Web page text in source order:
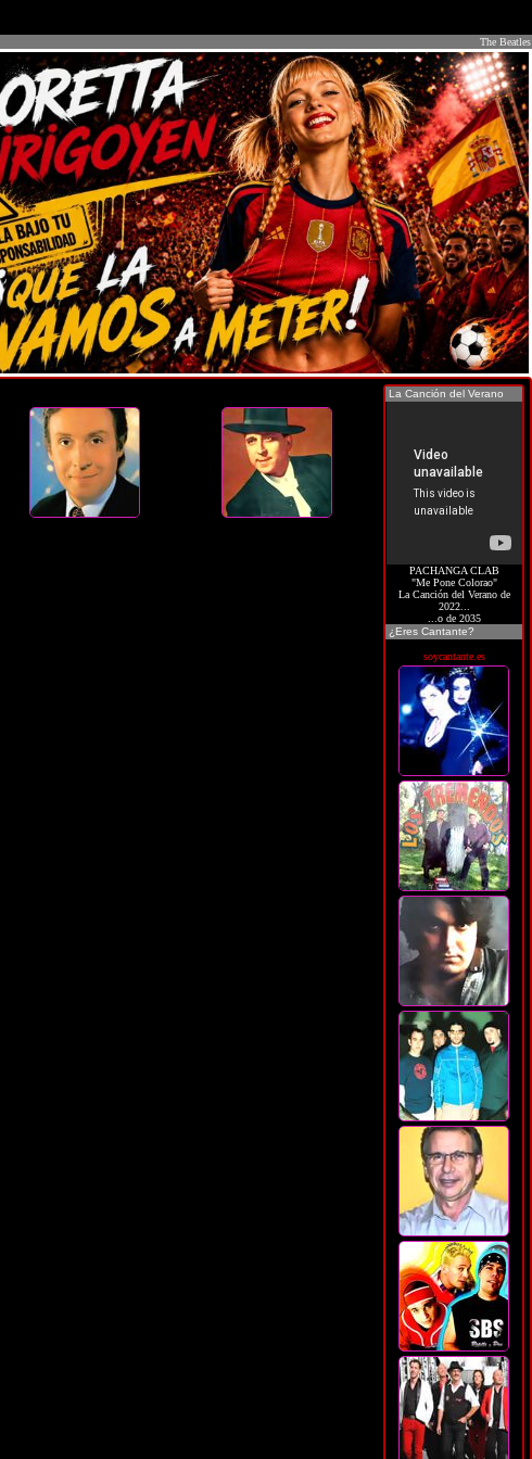
The Beatles
La Canción del Verano
PACHANGA CLAB
"Me Pone Colorao"
La Canción del Verano de
2022...
...o de 2035
¿Eres Cantante?
soycantante.es